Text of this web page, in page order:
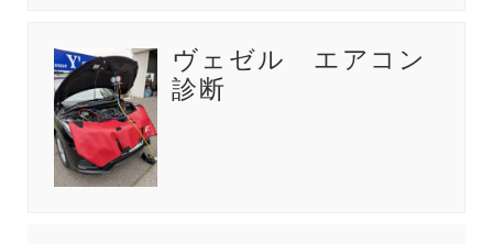
ヴェゼル エアコン
診断